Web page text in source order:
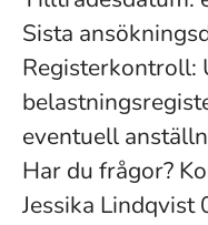
Sista
Registerkontroll:
eventuell
Har du frågor?
Jessika